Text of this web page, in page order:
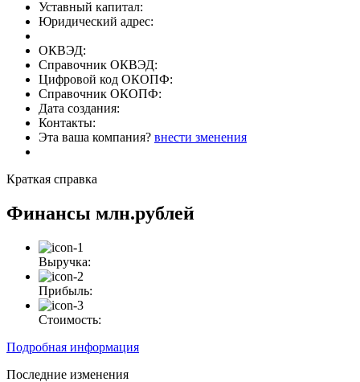
Уставный капитал:
Юридический адрес:
ОКВЭД:
Справочник ОКВЭД:
Цифровой код ОКОПФ:
Справочник ОКОПФ:
Дата создания:
Контакты:
Эта ваша компания? внести зменения
Краткая справка
Финансы млн.рублей
Выручка:
Прибыль:
Стоимость:
Подробная информация
Последние изменения